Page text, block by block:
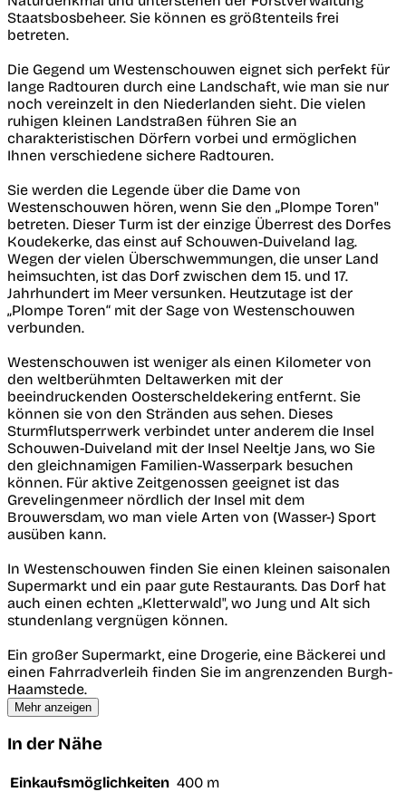
Staatsbosbeheer. Sie können es größtenteils frei
betreten.
Die Gegend um Westenschouwen eignet sich perfekt für
lange Radtouren durch eine Landschaft, wie man sie nur
noch vereinzelt in den Niederlanden sieht. Die vielen
ruhigen kleinen Landstraßen führen Sie an
charakteristischen Dörfern vorbei und ermöglichen
Ihnen verschiedene sichere Radtouren.
Sie werden die Legende über die Dame von
Westenschouwen hören, wenn Sie den „Plompe Toren"
betreten. Dieser Turm ist der einzige Überrest des Dorfes
Koudekerke, das einst auf Schouwen-Duiveland lag.
Wegen der vielen Überschwemmungen, die unser Land
heimsuchten, ist das Dorf zwischen dem 15. und 17.
Jahrhundert im Meer versunken. Heutzutage ist der
„Plompe Toren“ mit der Sage von Westenschouwen
verbunden.
Westenschouwen ist weniger als einen Kilometer von
den weltberühmten Deltawerken mit der
beeindruckenden Oosterscheldekering entfernt. Sie
können sie von den Stränden aus sehen. Dieses
Sturmflutsperrwerk verbindet unter anderem die Insel
Schouwen-Duiveland mit der Insel Neeltje Jans, wo Sie
den gleichnamigen Familien-Wasserpark besuchen
können. Für aktive Zeitgenossen geeignet ist das
Grevelingenmeer nördlich der Insel mit dem
Brouwersdam, wo man viele Arten von (Wasser-) Sport
ausüben kann.
In Westenschouwen finden Sie einen kleinen saisonalen
Supermarkt und ein paar gute Restaurants. Das Dorf hat
auch einen echten „Kletterwald", wo Jung und Alt sich
stundenlang vergnügen können.
Ein großer Supermarkt, eine Drogerie, eine Bäckerei und
einen Fahrradverleih finden Sie im angrenzenden Burgh-
Haamstede.
Mehr anzeigen
In der Nähe
Einkaufsmöglichkeiten 400 m